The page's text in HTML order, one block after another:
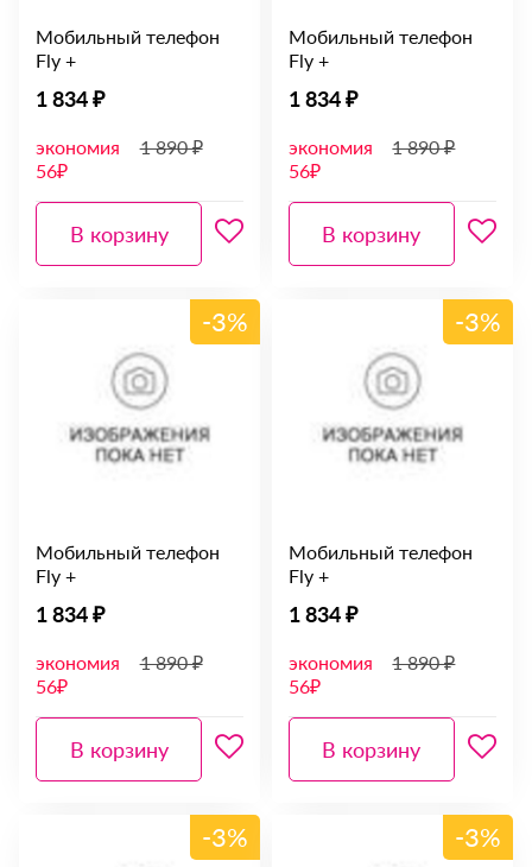
Мобильный телефон
Fly +
1 834 ₽
экономия
56₽
1 890 ₽
В корзину
Мобильный телефон
Fly +
1 834 ₽
экономия
56₽
1 890 ₽
В корзину
-3%
Мобильный телефон
Fly +
1 834 ₽
экономия
56₽
1 890 ₽
В корзину
-3%
Мобильный телефон
Fly +
1 834 ₽
экономия
56₽
1 890 ₽
В корзину
-3% -3%